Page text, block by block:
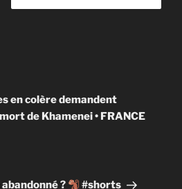
en colère demandent
de Khamenei • FRANCE
? #shorts